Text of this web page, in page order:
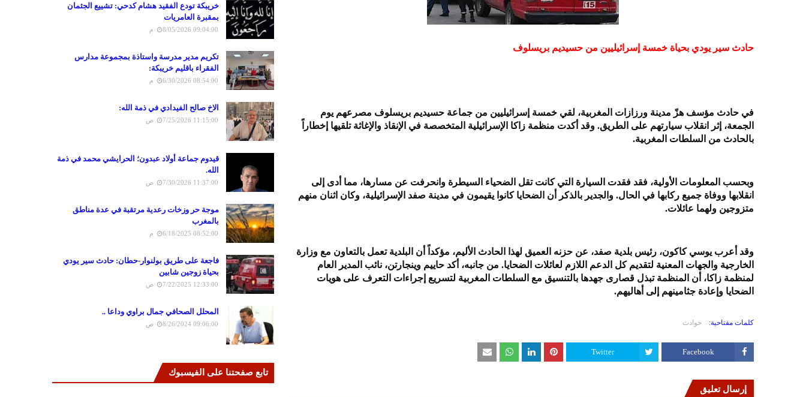
حادث سير يودي بحياة خمسة إسرائيليين من حسيديم بريسلوف
في حادث مؤسف هزّ مدينة ورزازات المغربية، لقي خمسة إسرائيليين من جماعة حسيديم بريسلوف مصرعهم يوم
الجمعة، إثر انقلاب سيارتهم على الطريق. وقد أكدت منظمة زاكا الإسرائيلية المتخصصة في الإنقاذ والإغاثة تلقيها إخطاراً
بالحادث من السلطات المغربية.
وبحسب المعلومات الأولية، فقد فقدت السيارة التي كانت تقل الضحياء السيطرة وانحرفت عن مسارها، مما أدى إلى
انقلابها ووفاة جميع ركابها في الحال. والجدير بالذكر أن الضحايا كانوا يقيمون في مدينة صفد الإسرائيلية، وكان اثنان منهم
متزوجين ولهما عائلات.
وقد أعرب يوسي كاكون، رئيس بلدية صفد، عن حزنه العميق لهذا الحادث الأليم، مؤكداً أن البلدية تعمل بالتعاون مع وزارة
الخارجية والجهات المعنية لتقديم كل الدعم اللازم لعائلات الضحايا. من جانبه، أكد حاييم وينجارتن، نائب المدير العام
لمنظمة زاكا، أن المنظمة تبذل قصارى جهدها بالتنسيق مع السلطات المغربية لتسريع إجراءات التعرف على هويات
الضحايا وإعادة جثامينهم إلى أهاليهم.
كلمات مفتاحية: حوادث
Facebook
Twitter
إرسال تعليق
خريبكة تودع الفقيد هشام كدحي: تشييع الجثمان
بمقبرة العامريات
8/05/2026 09:04:00 م
تكريم مدير مدرسة واستاذة بمجموعة مدارس
الفقراء باقليم خريبكة:
6/30/2026 08:54:00 م
الاخ صالح الفيدادي في ذمة الله:
7/25/2026 11:15:00 ص
قيدوم جماعة أولاد عبدون؛ الحرايشي محمد في ذمة
الله.
7/30/2026 11:37:00 ص
موجة حر وزخات رعدية مرتقبة في عدة مناطق
بالمغرب
6/18/2025 08:52:00 م
فاجعة على طريق بولنوار-حطان: حادث سير يودي
بحياة زوجين شابين
7/22/2025 12:33:00 ص
المحلل الصحافي جمال براوي وداعا ..
8/26/2024 09:06:00 ص
تابع صفحتنا على الفيسبوك